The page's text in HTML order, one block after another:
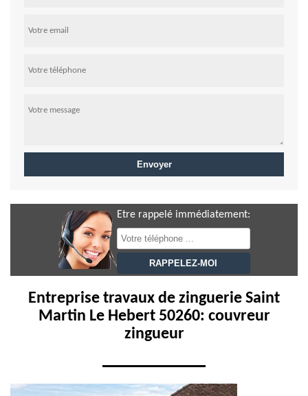
Etre rappelé immédiatement:
Entreprise travaux de zinguerie Saint
Martin Le Hebert 50260: couvreur
zingueur